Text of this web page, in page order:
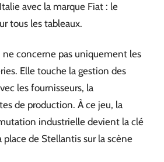
avec la marque Fiat : le
tous les tableaux.
concerne pas uniquement les
Elle touche la gestion des
les fournisseurs, la
de production. À ce jeu, la
industrielle devient la clé
place de Stellantis sur la scène